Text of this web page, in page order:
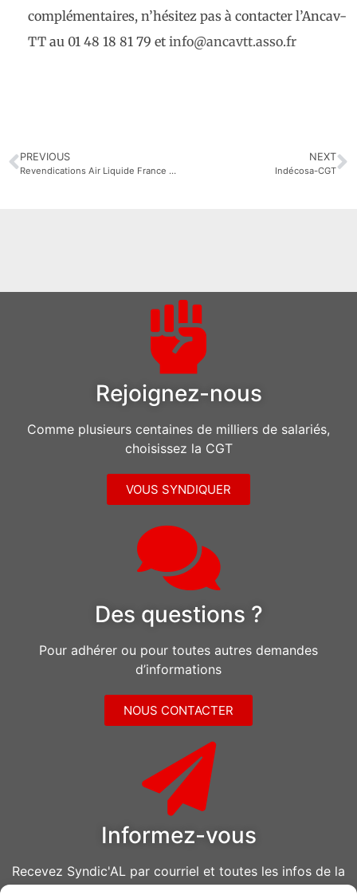
complémentaires, n’hésitez pas à contacter l’Ancav-
TT au 01 48 18 81 79 et info@ancavtt.asso.fr
PREVIOUS
Revendications Air Liquide France Industrie IM IDF
NEXT
Indécosa-CGT
Rejoignez-nous
Comme plusieurs centaines de milliers de salariés,
choisissez la CGT
VOUS SYNDIQUER
Des questions ?
Pour adhérer ou pour toutes autres demandes
d’informations
NOUS CONTACTER
Informez-vous
Recevez Syndic'AL par courriel et toutes les infos de la
CGT Air Liquide